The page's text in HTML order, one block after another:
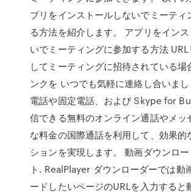
プリをインストールしないでミーティ
る方法を紹介します。 アプリをイン
いでミーティングに参加する方法
してミーティングに招待されている場
ンクを いつでも気軽に連絡し合いま
電話や固定電話、および Skype for
信できる無料のオンライン通話やメッ
な料金の国際通話を利用して、効果的
ションを実現します。 動画ダウンロ
ト. RealPlayer ダウンローダーでは動
ードしたいページのURLを入力すると